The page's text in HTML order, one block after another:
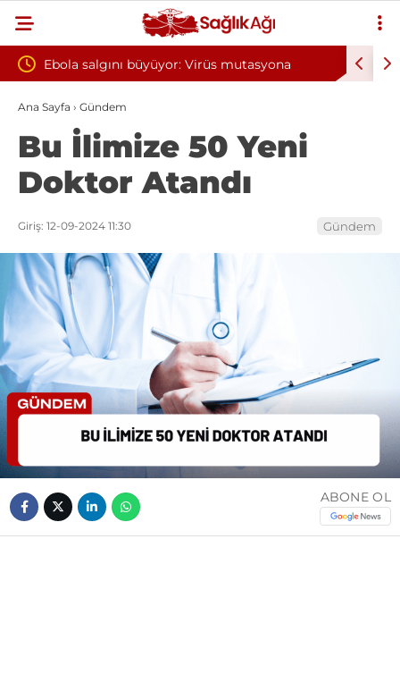
Virüs mutasyona Yılın ilk 6 ayında 10 bini aşkın hasta
Ana Sayfa › Gündem
Bu İlimize 50 Yeni
Doktor Atandı
Giriş: 12-09-2024 11:30 Gündem
ABONE OL